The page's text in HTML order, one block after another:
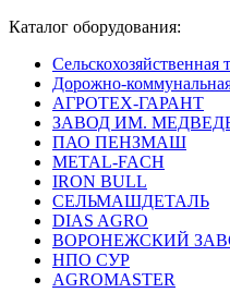
Каталог оборудования:
Сельскохозяйственная
Дорожно-
АГРОТЕХ-ГАРАНТ
ЗАВОД ИМ.
ПАО ПЕНЗМАШ
METAL-FACH
IRON BULL
СЕЛЬМАШДЕТАЛЬ
DIAS AGRO
ВОРОНЕЖСКИЙ
НПО СУР
AGROMASTER